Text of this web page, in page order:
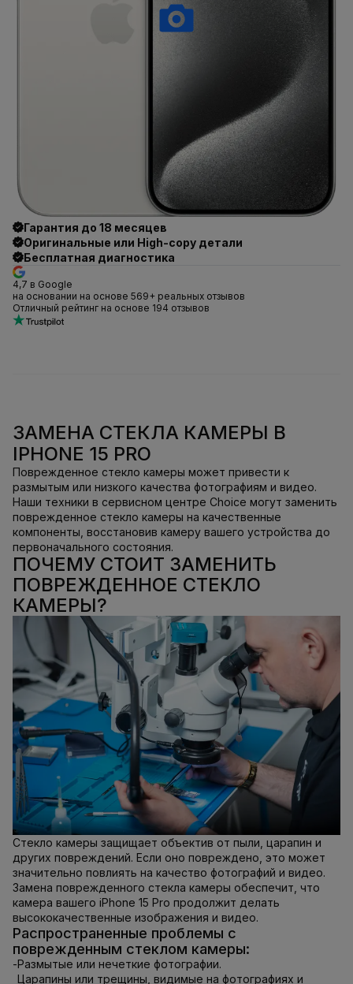
Гарантия до 18 месяцев
Оригинальные или High-copy детали
Бесплатная диагностика
4,7 в Google
на основании на основе 569+ реальных отзывов
Отличный рейтинг на основе 194 отзывов
ЗАМЕНА СТЕКЛА КАМЕРЫ В
IPHONE 15 PRO
Поврежденное стекло камеры может привести к
размытым или низкого качества фотографиям и видео.
Наши техники в сервисном центре Choice могут заменить
поврежденное стекло камеры на качественные
компоненты, восстановив камеру вашего устройства до
первоначального состояния.
ПОЧЕМУ СТОИТ ЗАМЕНИТЬ
ПОВРЕЖДЕННОЕ СТЕКЛО
КАМЕРЫ?
Стекло камеры защищает объектив от пыли, царапин и
других повреждений. Если оно повреждено, это может
значительно повлиять на качество фотографий и видео.
Замена поврежденного стекла камеры обеспечит, что
камера вашего iPhone 15 Pro продолжит делать
высококачественные изображения и видео.
Распространенные проблемы с
поврежденным стеклом камеры:
-Размытые или нечеткие фотографии.
Царапины или трещины, видимые на фотографиях и